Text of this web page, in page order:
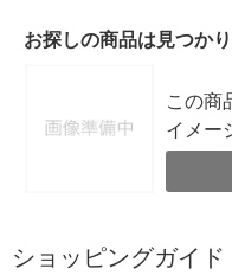
お探しの商品は見つか
この商
イメー
ショッピングガイド